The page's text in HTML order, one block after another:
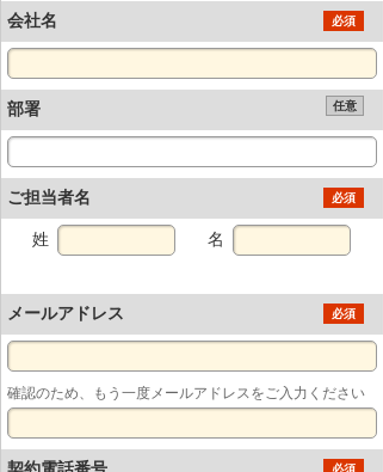
会社名 必須
部署 任意
ご担当者名 必須
姓 名
メールアドレス 必須
確認のため、もう一度メールアドレスをご入力ください
契約電話番号 必須